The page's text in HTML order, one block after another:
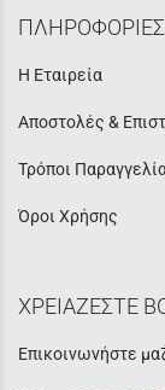
ΠΛΗΡΟΦΟΡΙΕΣ
Η Εταιρεία
Αποστολές &
Τρόποι
Όροι Χρήσης
ΧΡΕΙΑΖΕΣΤΕ
Επικοινωνήστε